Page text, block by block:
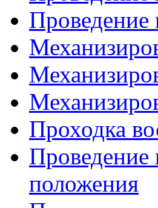
Проведение
Проходка
положения